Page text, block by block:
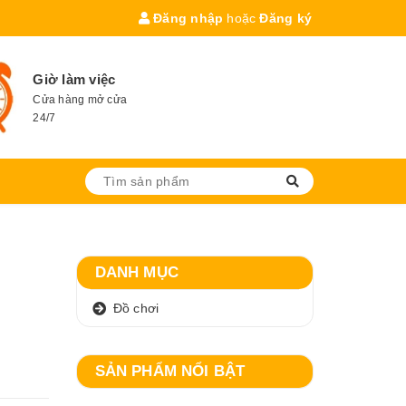
Đăng nhập hoặc Đăng ký
Giờ làm việc
Cửa hàng mở cửa
24/7
DANH MỤC
Đồ chơi
SẢN PHẨM NỔI BẬT